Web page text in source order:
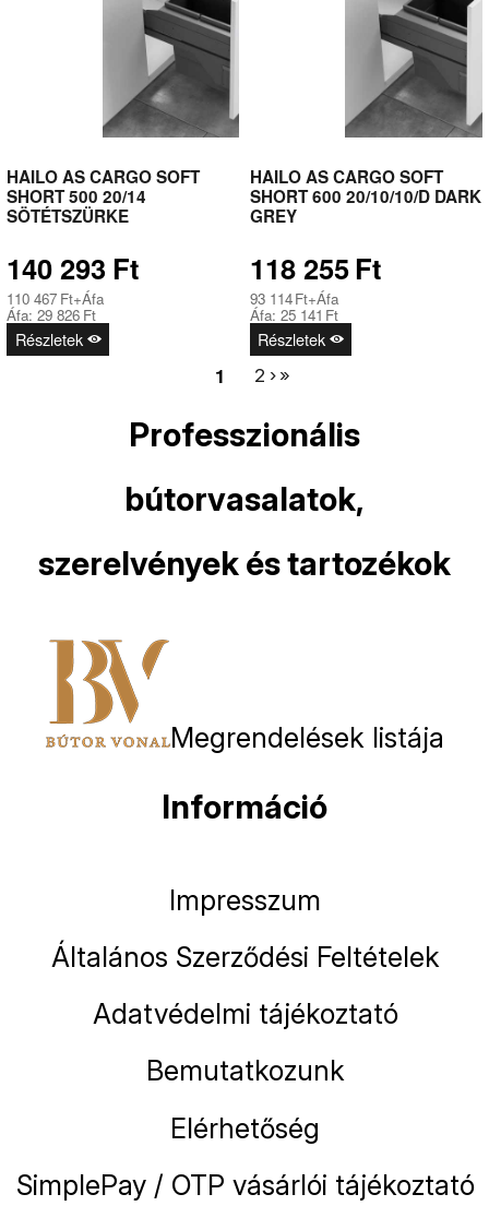
HAILO AS CARGO SOFT
SHORT 500 20/14
SÖTÉTSZÜRKE
140 293 Ft
110 467 Ft+Áfa
Áfa: 29 826 Ft
Részletek
HAILO AS CARGO SOFT
SHORT 600 20/10/10/D DARK
GREY
118 255Ft
93 114Ft+Áfa
Áfa: 25 141 Ft
Részletek
2 › »
Professzionális
bútorvasalatok,
szerelvények és tartozékok
Megrendelések listája
Információ
Impresszum
Általános Szerződési Feltételek
Adatvédelmi tájékoztató
Bemutatkozunk
Elérhetőség
SimplePay / OTP vásárlói tájékoztató